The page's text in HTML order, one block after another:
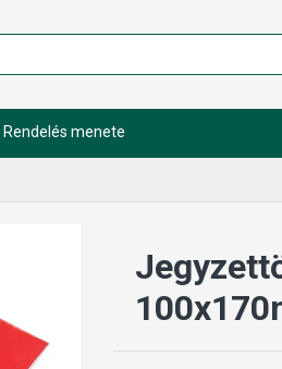
Rendelés menete